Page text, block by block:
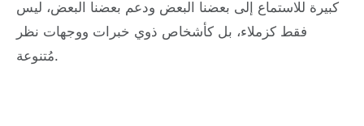
كبيرة للاستماع إلى بعضنا البعض ودعم بعضنا البعض، ليس
فقط كزملاء، بل كأشخاص ذوي خبرات ووجهات نظر
مُتنوعة.